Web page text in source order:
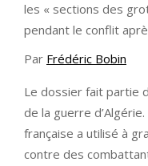
les « sections des
pendant le conflit
Par Frédéric Bobin
Le dossier fait partie
de la guerre
française a utilisé à
contre des